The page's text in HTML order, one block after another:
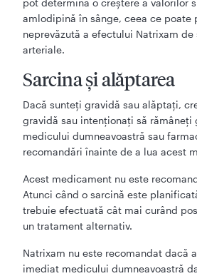
amlodipină în sânge, ceea ce poate
neprevăzută a efectului Natrixam
arteriale.
Sarcina şi alăptarea
Dacă sunteţi gravidă sau alăptaţi,
gravidă sau intenţionaţi să rămâneţi
medicului dumneavoastră sau
recomandări înainte de a lua acest
Acest medicament nu este
Atunci când o sarcină este
trebuie efectuată cât mai curând
un tratament alternativ.
Natrixam nu este recomandat dacă
imediat medicului dumneavoastră